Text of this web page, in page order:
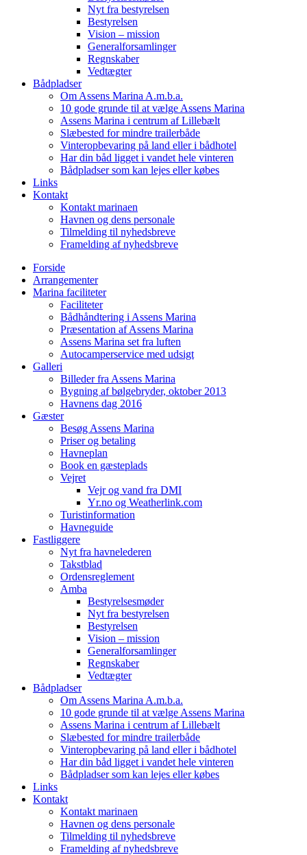
Nyt fra bestyrelsen
Bestyrelsen
Vision – mission
Generalforsamlinger
Regnskaber
Vedtægter
Bådpladser
Om Assens Marina A.m.b.a.
10 gode grunde til at vælge Assens Marina
Assens Marina i centrum af Lillebælt
Slæbested for mindre trailerbåde
Vinteropbevaring på land eller i bådhotel
Har din båd ligget i vandet hele vinteren
Bådpladser som kan lejes eller købes
Links
Kontakt
Kontakt marinaen
Havnen og dens personale
Tilmelding til nyhedsbreve
Framelding af nyhedsbreve
Forside
Arrangementer
Marina faciliteter
Faciliteter
Bådhåndtering i Assens Marina
Præsentation af Assens Marina
Assens Marina set fra luften
Autocamperservice med udsigt
Galleri
Billeder fra Assens Marina
Bygning af bølgebryder, oktober 2013
Havnens dag 2016
Gæster
Besøg Assens Marina
Priser og betaling
Havneplan
Book en gæsteplads
Vejret
Vejr og vand fra DMI
Yr.no og Weatherlink.com
Turistinformation
Havneguide
Fastliggere
Nyt fra havnelederen
Takstblad
Ordensreglement
Amba
Bestyrelsesmøder
Nyt fra bestyrelsen
Bestyrelsen
Vision – mission
Generalforsamlinger
Regnskaber
Vedtægter
Bådpladser
Om Assens Marina A.m.b.a.
10 gode grunde til at vælge Assens Marina
Assens Marina i centrum af Lillebælt
Slæbested for mindre trailerbåde
Vinteropbevaring på land eller i bådhotel
Har din båd ligget i vandet hele vinteren
Bådpladser som kan lejes eller købes
Links
Kontakt
Kontakt marinaen
Havnen og dens personale
Tilmelding til nyhedsbreve
Framelding af nyhedsbreve